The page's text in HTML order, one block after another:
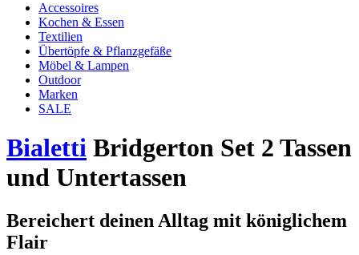
Accessoires
Kochen & Essen
Textilien
Übertöpfe & Pflanzgefäße
Möbel & Lampen
Outdoor
Marken
SALE
Bialetti Bridgerton Set 2 Tassen
und Untertassen
Bereichert deinen Alltag mit königlichem
Flair